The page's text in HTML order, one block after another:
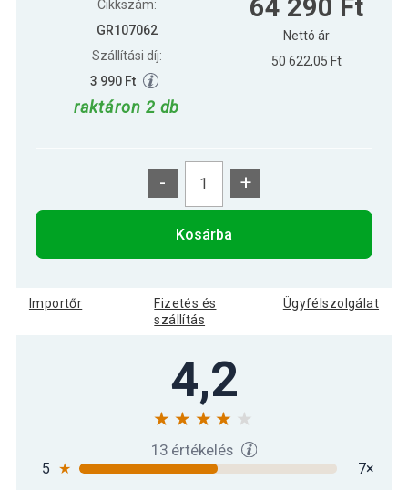
Cikkszám:
GR107062
Szállítási díj:
3 990 Ft
raktáron 2 db
64 290 Ft
Nettó ár
50 622,05 Ft
- +
Kosárba
Importőr
Fizetés és
szállítás
Ügyfélszolgálat
4,2
13 értékelés
5 ★
7×